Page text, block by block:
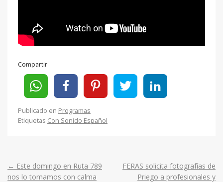
Compartir
Publicado en Programas
Etiquetas Con Sonido Español
Post
← Este domingo en Ruta 789
nos lo tomamos con calma
FERAS solicita fotografías de
Priego a profesionales y